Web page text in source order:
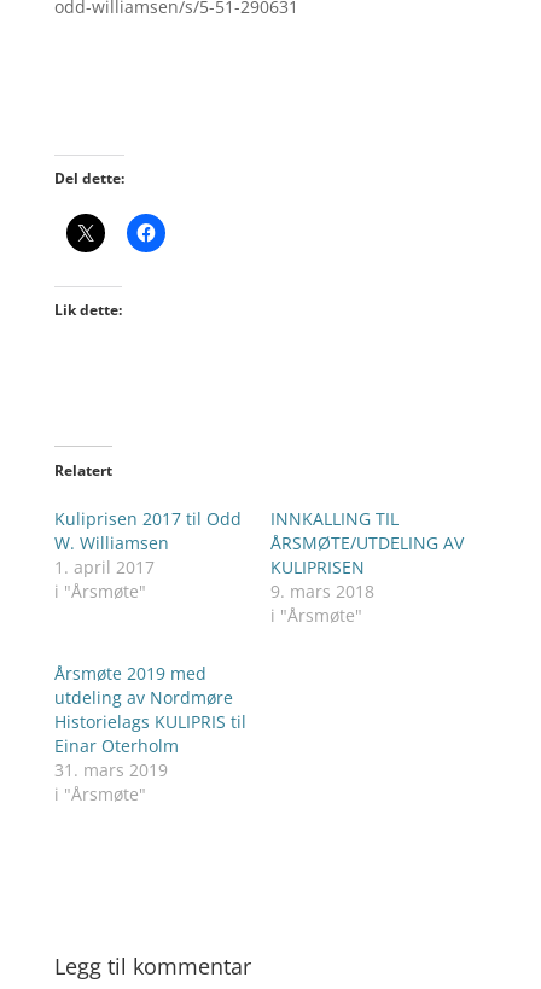
odd-williamsen/s/5-51-290631
Del dette:
Lik dette:
Relatert
Kuliprisen 2017 til Odd
W. Williamsen
1. april 2017
i "Årsmøte"
INNKALLING TIL
ÅRSMØTE/UTDELING AV
KULIPRISEN
9. mars 2018
i "Årsmøte"
Årsmøte 2019 med
utdeling av Nordmøre
Historielags KULIPRIS til
Einar Oterholm
31. mars 2019
i "Årsmøte"
Legg til kommentar